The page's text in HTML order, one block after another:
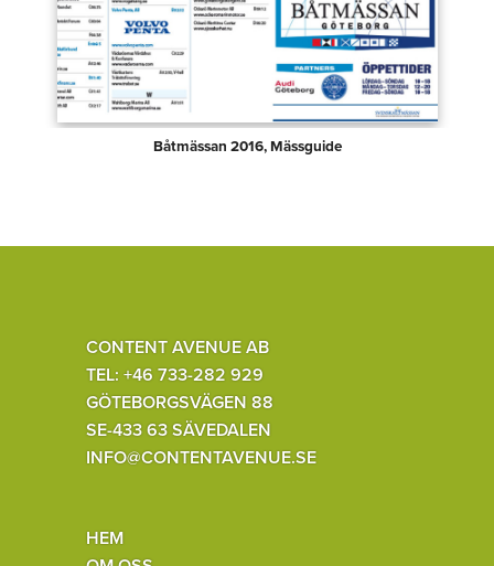
Båtmässan 2016, Mässguide
CONTENT AVENUE AB
TEL: +46 733-282 929
GÖTEBORGSVÄGEN 88
SE-433 63 SÄVEDALEN
INFO@CONTENTAVENUE.SE
HEM